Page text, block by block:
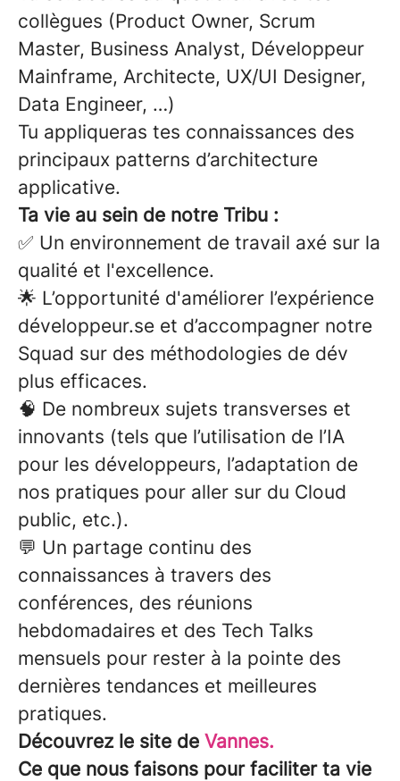
collègues (Product Owner, Scrum
Master, Business Analyst, Développeur
Mainframe, Architecte, UX/UI Designer,
Data Engineer, …)
Tu appliqueras tes connaissances des
principaux patterns d’architecture
applicative.
Ta vie au sein de notre Tribu :
✅ Un environnement de travail axé sur la
qualité et l'excellence.
🌟 L’opportunité d'améliorer l’expérience
développeur.se et d’accompagner notre
Squad sur des méthodologies de dév
plus efficaces.
🧠 De nombreux sujets transverses et
innovants (tels que l’utilisation de l’IA
pour les développeurs, l’adaptation de
nos pratiques pour aller sur du Cloud
public, etc.).
💬 Un partage continu des
connaissances à travers des
conférences, des réunions
hebdomadaires et des Tech Talks
mensuels pour rester à la pointe des
dernières tendances et meilleures
pratiques.
Découvrez le site de Vannes.
Ce que nous faisons pour faciliter ta vie